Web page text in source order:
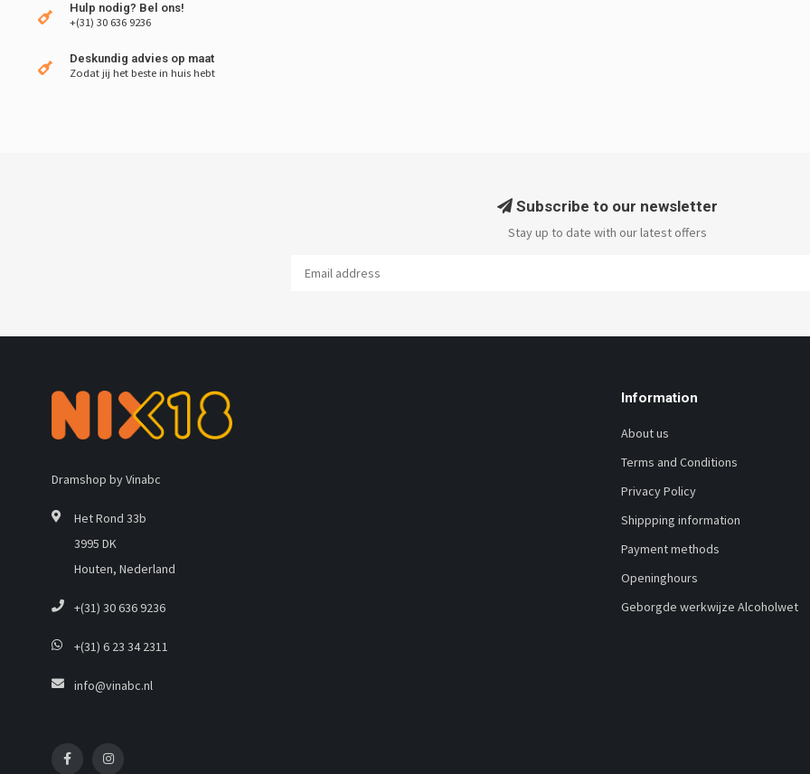
Hulp nodig? Bel ons!
+(31) 30 636 9236
Deskundig advies op maat
Zodat jij het beste in huis hebt
Subscribe to our newsletter
Stay up to date with our latest offers
Dramshop by Vinabc
Het Rond 33b
3995 DK
Houten, Nederland
+(31) 30 636 9236
+(31) 6 23 34 2311
info@vinabc.nl
Information
About us
Terms and Conditions
Privacy Policy
Shippping information
Payment methods
Openinghours
Geborgde werkwijze Alcoholwet